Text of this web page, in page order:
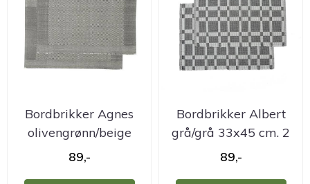
Bordbrikker Agnes
olivengrønn/beige
33x45 cm. 2 ...
89,-
Bordbrikker Albert
grå/grå 33x45 cm. 2
pk.
89,-